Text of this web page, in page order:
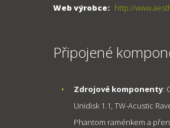
Web výrobce: http://
Připojené
Zdrojové komponenty:
Unidisk 1.1, TW-Acustic
Phantom raménkem a